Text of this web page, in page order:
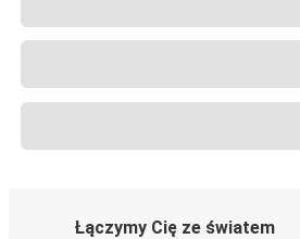
Łączymy Cię ze światem